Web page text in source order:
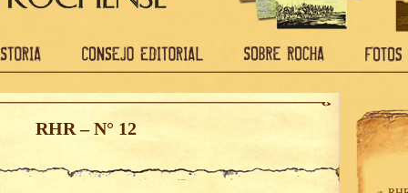
RHR – N° 12